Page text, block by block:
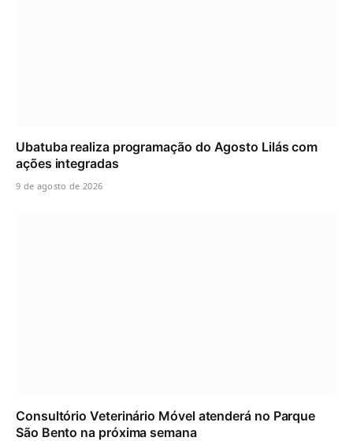
Ubatuba realiza programação do Agosto Lilás com
ações integradas
9 de agosto de 2026
Consultório Veterinário Móvel atenderá no Parque
São Bento na próxima semana